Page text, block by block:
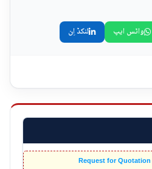
Request for Quotation
واٹس ایپ لنکڈ اِن